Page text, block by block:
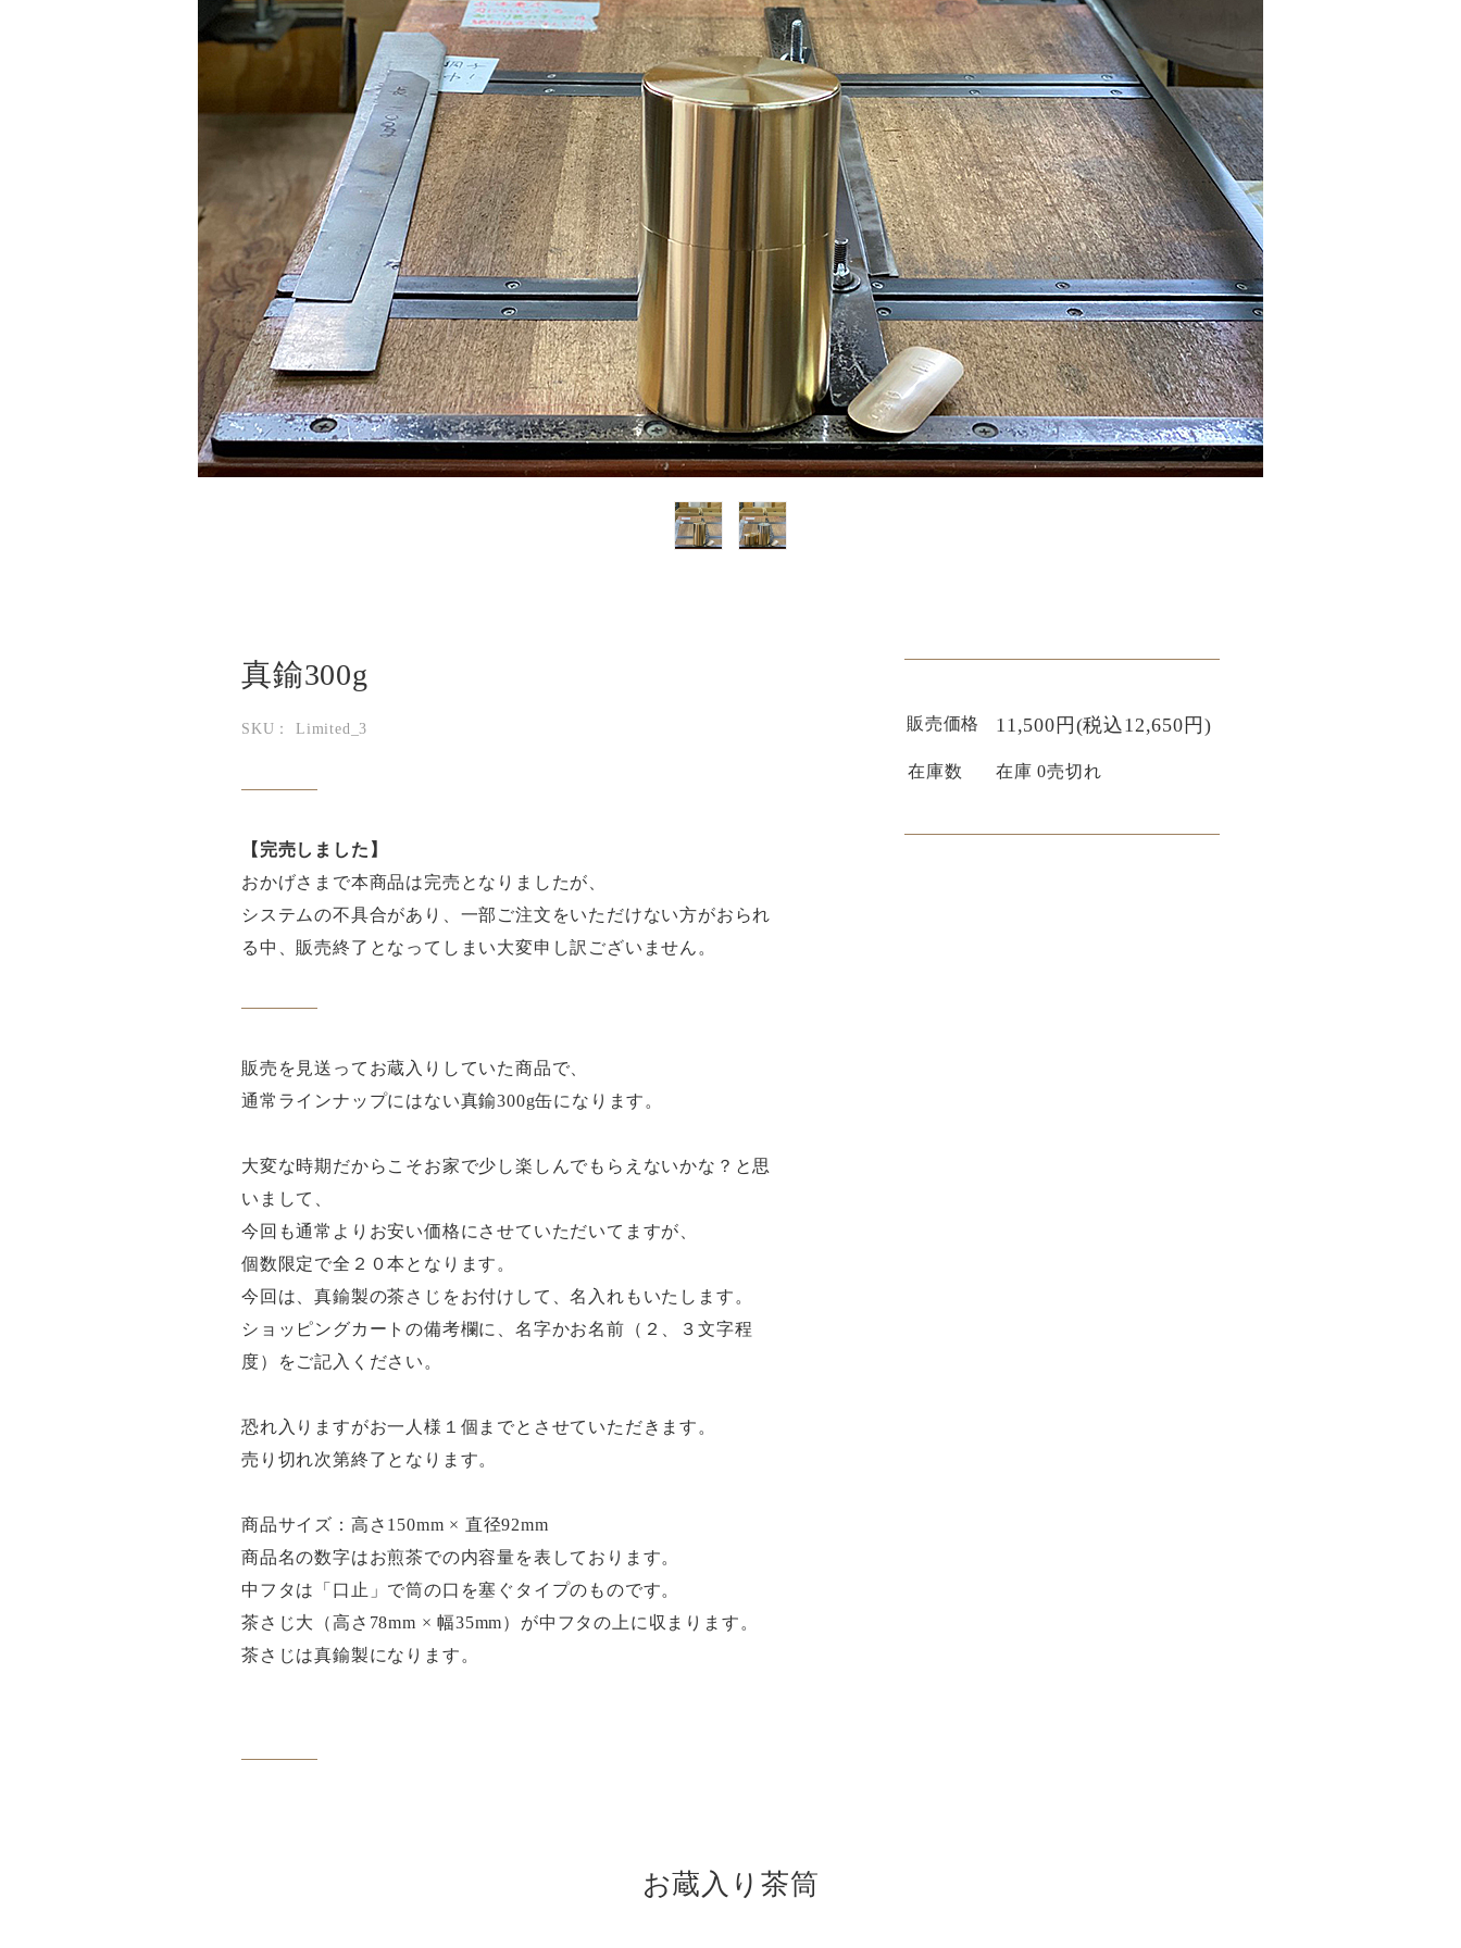
真鍮300g
SKU： Limited_3
【完売しました】
おかげさまで本商品は完売となりましたが、
システムの不具合があり、一部ご注文をいただけない方がおられ
る中、販売終了となってしまい大変申し訳ございません。
販売を見送ってお蔵入りしていた商品で、
通常ラインナップにはない真鍮300g缶になります。
大変な時期だからこそお家で少し楽しんでもらえないかな？と思
いまして、
今回も通常よりお安い価格にさせていただいてますが、
個数限定で全２０本となります。
今回は、真鍮製の茶さじをお付けして、名入れもいたします。
ショッピングカートの備考欄に、名字かお名前（２、３文字程
度）をご記入ください。
恐れ入りますがお一人様１個までとさせていただきます。
売り切れ次第終了となります。
商品サイズ：高さ150mm × 直径92mm
商品名の数字はお煎茶での内容量を表しております。
中フタは「口止」で筒の口を塞ぐタイプのものです。
茶さじ大（高さ78mm × 幅35mm）が中フタの上に収まります。
茶さじは真鍮製になります。
販売価格 11,500円(税込12,650円)
在庫数 在庫 0売切れ
お蔵入り茶筒